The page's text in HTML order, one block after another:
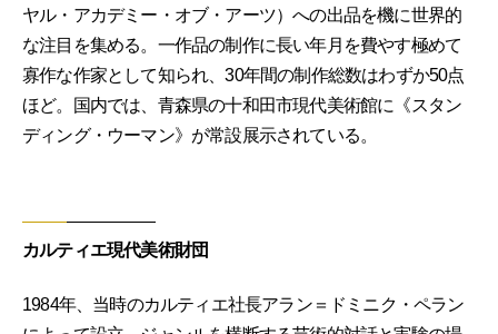
ヤル・アカデミー・オブ・アーツ）への出品を機に世界的
な注目を集める。一作品の制作に長い年月を費やす極めて
寡作な作家として知られ、30年間の制作総数はわずか50点
ほど。国内では、青森県の十和田市現代美術館に《スタン
ディング・ウーマン》が常設展示されている。
カルティエ現代美術財団
1984年、当時のカルティエ社長アラン＝ドミニク・ペラン